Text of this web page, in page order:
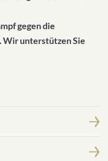
gegen die
Wir unterstützen Sie